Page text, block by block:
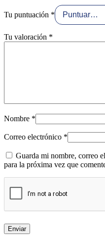
Tu puntuación *
Tu valoración *
Nombre *
Correo electrónico *
Guarda mi nombre, correo
para la próxima vez que